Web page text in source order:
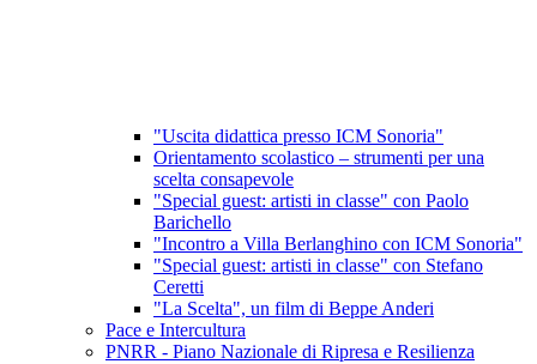
"Uscita didattica presso ICM Sonoria"
Orientamento scolastico – strumenti per una
scelta consapevole
"Special guest: artisti in classe" con Paolo
Barichello
"Incontro a Villa Berlanghino con ICM Sonoria"
"Special guest: artisti in classe" con Stefano
Ceretti
"La Scelta", un film di Beppe Anderi
Pace e Intercultura
PNRR - Piano Nazionale di Ripresa e Resilienza